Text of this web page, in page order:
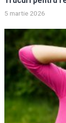
5 martie 2026